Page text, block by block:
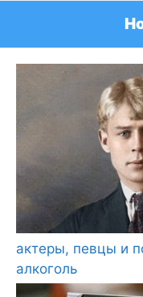
актеры, певцы и
алкоголь